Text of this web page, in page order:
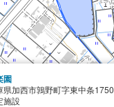
園
県加西市鶉野町字東中条1750
施設